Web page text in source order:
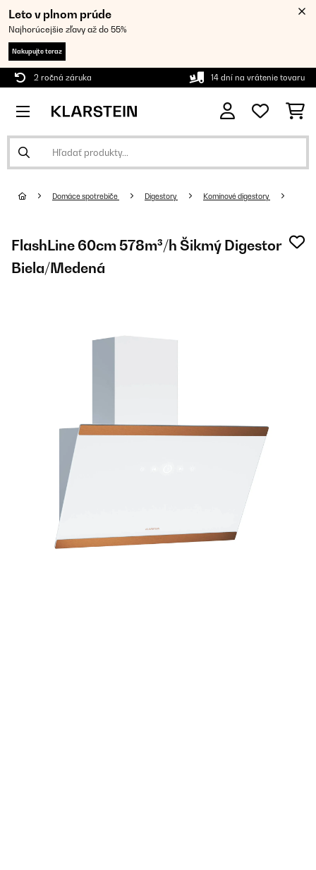
Leto v plnom prúde
Najhorúcejšie zľavy až do 55%
Nakupujte teraz
2 ročná záruka 14 dní na vrátenie tovaru
Domáce spotrebiče Digestory Komínové digestory
FlashLine 60cm 578m³/h Šikmý Digestor
Biela/Medená